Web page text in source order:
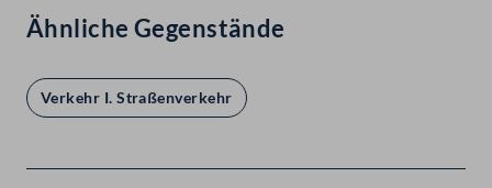
Ähnliche Gegenstände
Verkehr I. Straßenverkehr